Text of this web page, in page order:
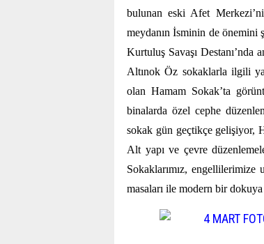
bulunan eski Afet
meydanın İsminin de önemini
Kurtuluş Savaşı Destanı’nda
Altınok Öz sokaklarla ilgili
olan Hamam Sokak’ta
binalarda özel cephe
sokak gün geçtikçe gelişiyor,
Alt yapı ve çevre
Sokaklarımız,
masaları ile modern bir